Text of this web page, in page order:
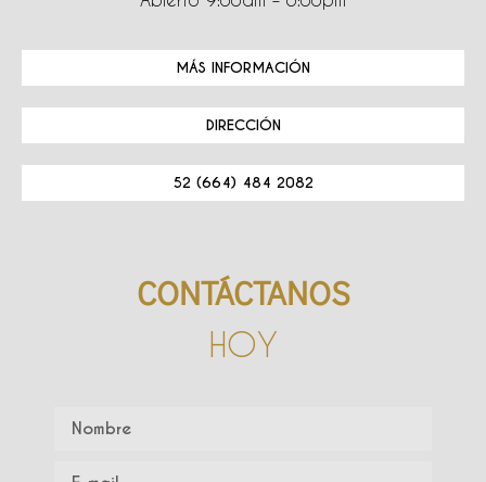
MÁS INFORMACIÓN
DIRECCIÓN
52 (664) 484 2082
CONTÁCTANOS
HOY